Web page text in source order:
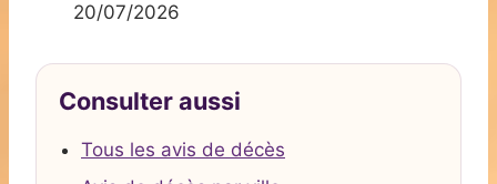
20/07/2026
Consulter aussi
Tous les avis de décès